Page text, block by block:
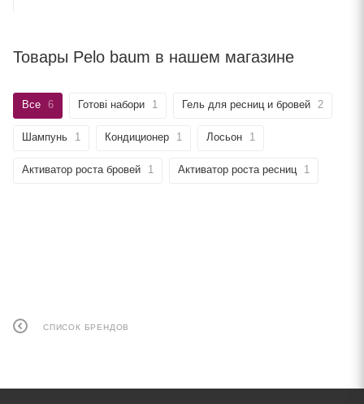
Товары Pelo baum в нашем магазине
Все 6 Готові набори 1 Гель для ресниц и бровей 2
Шампунь 1 Кондиционер 1 Лосьон 1
Активатор роста бровей 1 Активатор роста ресниц 1
СПИСОК БРЕНДОВ